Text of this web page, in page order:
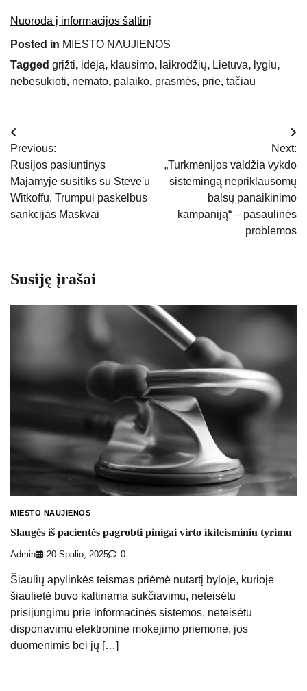
Nuoroda į informacijos šaltinį
Posted in MIESTO NAUJIENOS
Tagged grįžti, idėją, klausimo, laikrodžių, Lietuva, lygiu,
nebesukioti, nemato, palaiko, prasmės, prie, tačiau
Navigacija
tarp
įrašų
Previous:
Rusijos pasiuntinys
Majamyje susitiks su Steve'u
Witkoffu, Trumpui paskelbus
sankcijas Maskvai
Next:
„Turkmėnijos valdžia vykdo
sistemingą nepriklausomų
balsų panaikinimo
kampaniją“ – pasaulinės
problemos
Susiję įrašai
MIESTO NAUJIENOS
Slaugės iš pacientės pagrobti pinigai virto ikiteisminiu tyrimu
Admin 20 Spalio, 2025 0
Šiaulių apylinkės teismas priėmė nutartį byloje, kurioje
šiaulietė buvo kaltinama sukčiavimu, neteisėtu
prisijungimu prie informacinės sistemos, neteisėtu
disponavimu elektronine mokėjimo priemone, jos
duomenimis bei jų […]